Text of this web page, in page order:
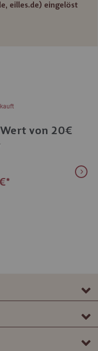
eilles.de) eingelöst
Einlösbar in
und Erlebniswelten
von 20€